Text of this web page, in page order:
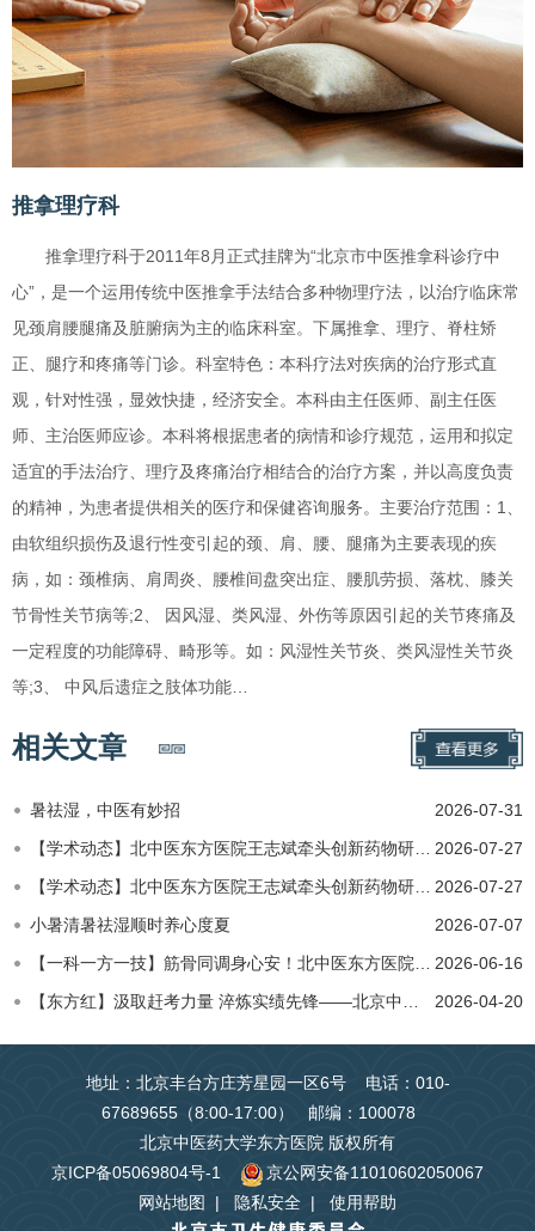
推拿理疗科
推拿理疗科于2011年8月正式挂牌为“北京市中医推拿科诊疗中
心”，是一个运用传统中医推拿手法结合多种物理疗法，以治疗临床常
见颈肩腰腿痛及脏腑病为主的临床科室。下属推拿、理疗、脊柱矫
正、腿疗和疼痛等门诊。科室特色：本科疗法对疾病的治疗形式直
观，针对性强，显效快捷，经济安全。本科由主任医师、副主任医
师、主治医师应诊。本科将根据患者的病情和诊疗规范，运用和拟定
适宜的手法治疗、理疗及疼痛治疗相结合的治疗方案，并以高度负责
的精神，为患者提供相关的医疗和保健咨询服务。主要治疗范围：1、
由软组织损伤及退行性变引起的颈、肩、腰、腿痛为主要表现的疾
病，如：颈椎病、肩周炎、腰椎间盘突出症、腰肌劳损、落枕、膝关
节骨性关节病等;2、 因风湿、类风湿、外伤等原因引起的关节疼痛及
一定程度的功能障碍、畸形等。如：风湿性关节炎、类风湿性关节炎
等;3、 中风后遗症之肢体功能…
相关文章
2026-07-31
暑祛湿，中医有妙招
2026-07-27
【学术动态】北中医东方医院王志斌牵头创新药物研发国家科技重大专项课题三部分
2026-07-27
【学术动态】北中医东方医院王志斌牵头创新药物研发国家科技重大专项课题三部分
2026-07-07
小暑清暑祛湿顺时养心度夏
2026-06-16
【一科一方一技】筋骨同调身心安！北中医东方医院推拿理疗科破解筋骨脏腑顽疾
2026-04-20
【东方红】汲取赶考力量 淬炼实绩先锋——北京中医药大学第二临床医学院（东方医院）“实绩先锋”双骨干专题培…
地址：北京丰台方庄芳星园一区6号 电话：010-
67689655（8:00-17:00） 邮编：100078
北京中医药大学东方医院 版权所有
京ICP备05069804号-1
京公网安备11010602050067
网站地图
| 隐私安全 | 使用帮助